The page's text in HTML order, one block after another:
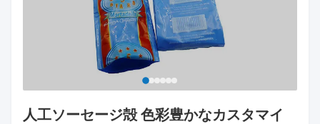
人工ソーセージ殻 色彩豊かなカスタマイ